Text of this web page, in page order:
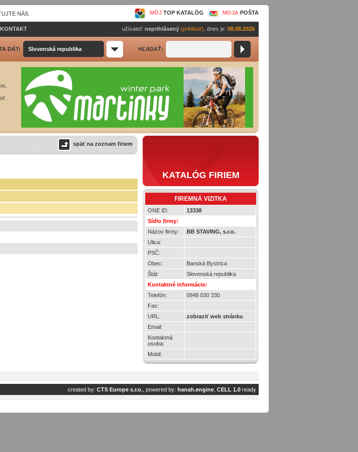
NÁS. MÔJ TOP KATALÓG MOJA POŠTA
KONTAKT užívateľ: neprihlásený (prihlásiť) , dnes je: 08.08.2026
DÁT: Slovenská republika HĽADAŤ:
späť na zoznam firiem
KATALÓG FIRIEM
FIREMNÁ VIZITKA
ONE ID:
13338
Sídlo firmy:
Názov firmy:
BB STAVING, s.r.o.
Ulica:
PSČ:
Obec:
Banská Bystrica
Štát:
Slovenská republika
Kontaktné informácie:
Telefón:
0948 030 330
Fax:
URL:
zobraziť web stránku
Email:
Kontaktná
osoba:
Mobil:
created by: CTS Europe s.r.o. , powered by: hanah.engine CELL 1.0 ready